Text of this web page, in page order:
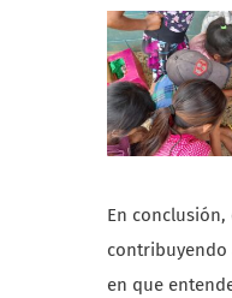
En
contribuyendo
en que